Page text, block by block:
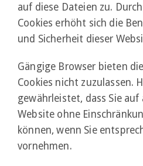
auf diese Dateien zu.
Cookies erhöht sich die
und Sicherheit dieser
Gängige Browser bieten
Cookies nicht zuzulassen.
gewährleistet, dass Sie
Website ohne
können, wenn Sie
vornehmen.